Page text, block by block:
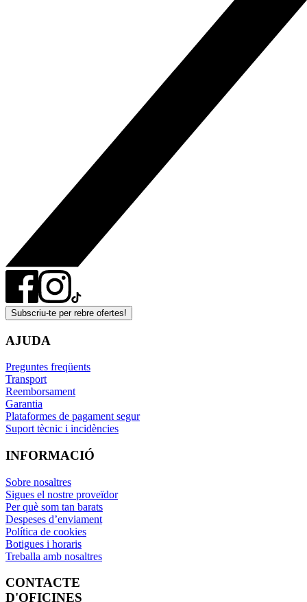
Subscriu-te per rebre ofertes!
AJUDA
Preguntes freqüents
Transport
Reemborsament
Garantia
Plataformes de pagament segur
Suport tècnic i incidències
INFORMACIÓ
Sobre nosaltres
Sigues el nostre proveïdor
Per què som tan barats
Despeses d’enviament
Política de cookies
Botigues i horaris
Treballa amb nosaltres
CONTACTE
D'OFICINES